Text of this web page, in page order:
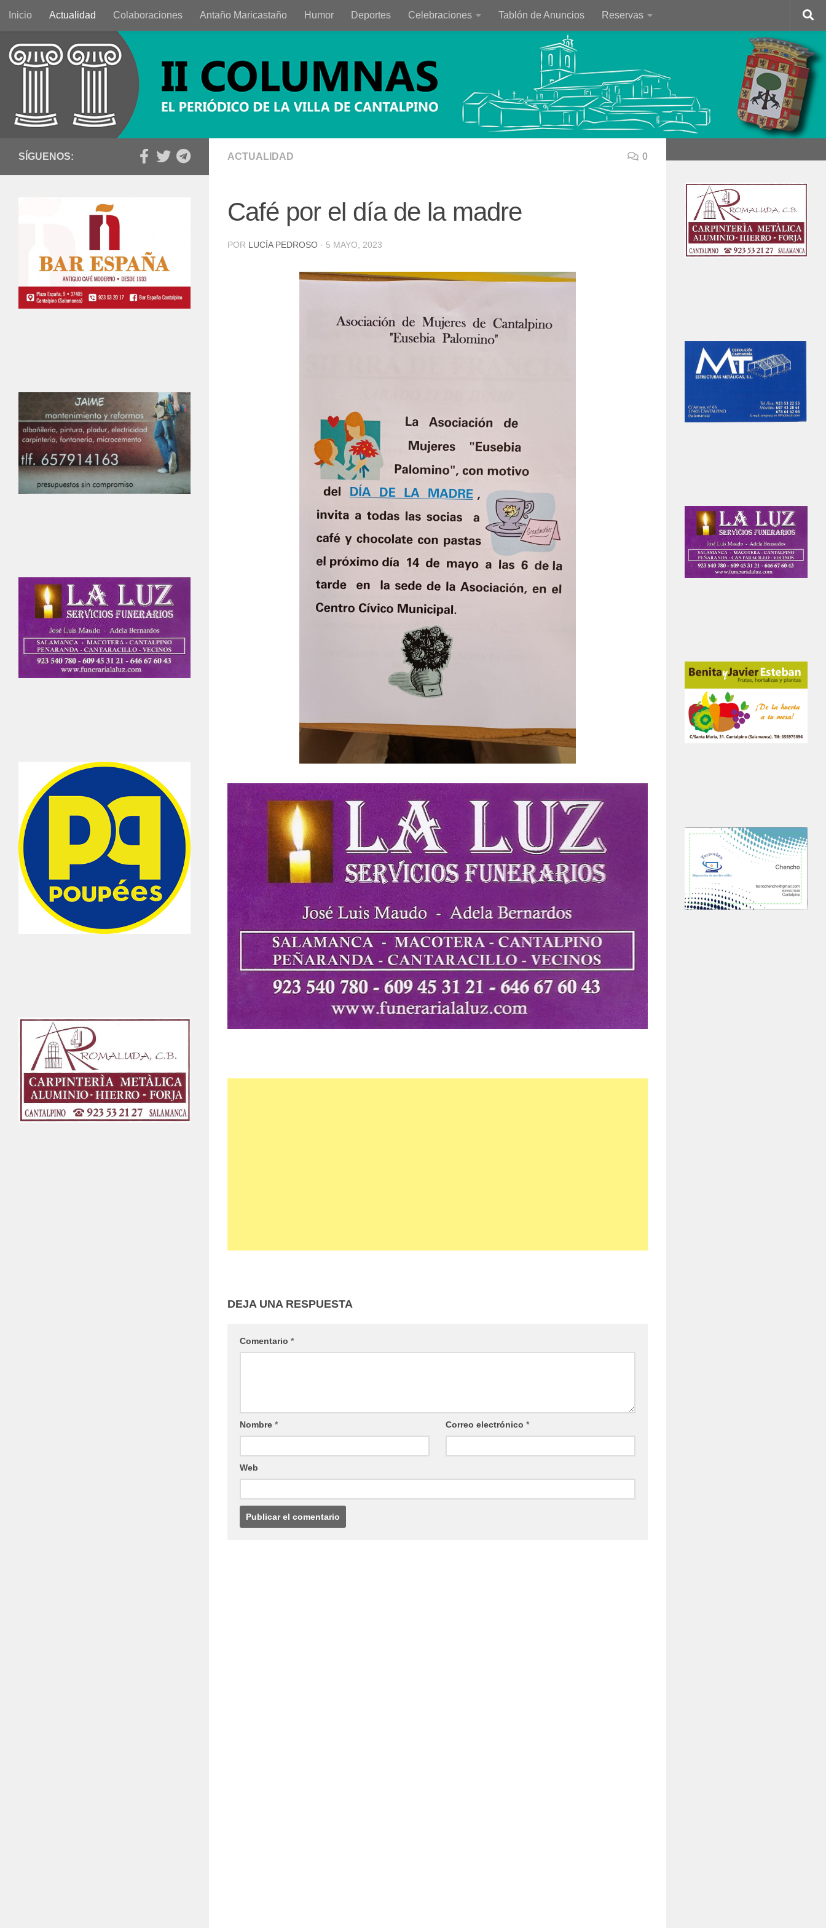
Saltar al contenido
Inicio Actualidad Colaboraciones Antaño Maricastaño Humor Deportes Celebraciones Tablón de Anuncios Reservas
ACTUALIDAD 0
Café por el día de la madre
POR LUCÍA PEDROSO · 5 MAYO, 2023
DEJA UNA RESPUESTA
Comentario *
Nombre * Correo electrónico *
Web
SÍGUENOS: